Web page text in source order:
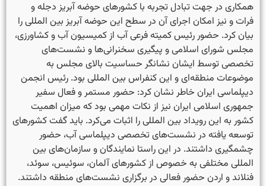
همکاری در جهت تبادل تجربه با کشورهای حوضه آبریز دجله و
فرات و نیز امکان اجرای آن در سطح این حوضه آبریز بین المللی را
بیان کرد. حضور رئیس کمیته فرعی آب از کمیسیون آب و کشاورزی،
مجلس شورای اسلامی و پیگیری سخنرانی‌ها و نشست‌های
تخصصی توسط ایشان نشانگر حساسیت بالای مجلس به
موضوعات منطقه‌ای و این کنفراس بین المللی بود. رئیس انجمن
دیپلماسی ایران خاطر نشان کرد: حضور مستمر و فعال سفیر
جمهوری اسلامی ایران نیز از نکات مهمی بود که میزان اهمیت
کشور به این رویداد بین المللی را اثبات می‌کرد. باید گفت کشورهای
توسعه یافته در نشست‌های تخصصی دیپلماسی آب، حضور
چشمگیری داشتند. در این راستا نمایندگان و سازمان‌های بین
المللی مختلفی به خصوص از کشورهای آلمان، سوئیس، سوئد،
فنلاند و اردن حضور فعالی در برگزاری نشست‌های منطقه داشتند.